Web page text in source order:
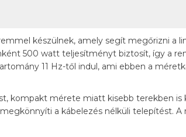
készülnek, amely segít megőrizni a
500 watt teljesítményt biztosít, így a
11 Hz-től indul, ami ebben a
kompakt mérete miatt kisebb terekben is
a kábelezés nélküli telepítést.